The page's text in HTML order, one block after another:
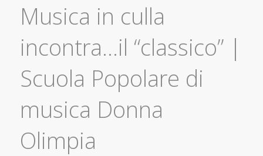
Musica in culla
incontra…il “classico” |
Scuola Popolare di
musica Donna
Olimpia